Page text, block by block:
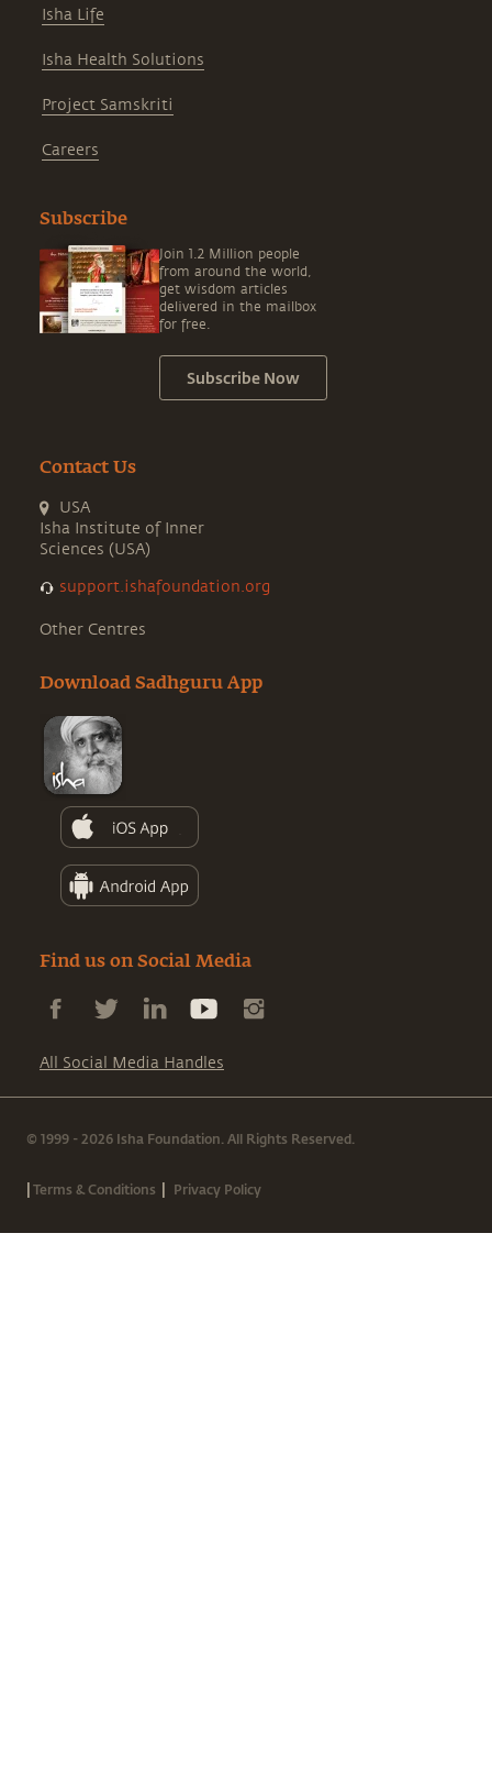
Isha Life
Isha Health Solutions
Project Samskriti
Careers
Subscribe
Join 1.2 Million people
from around the world,
get wisdom articles
delivered in the mailbox
for free.
Subscribe Now
Contact Us
USA
Isha Institute of Inner
Sciences (USA)
support.ishafoundation.org
Other Centres
Download Sadhguru App
Find us on Social Media
All Social Media Handles
© 1999 - 2026 Isha Foundation. All Rights Reserved.
|Terms & Conditions | Privacy Policy